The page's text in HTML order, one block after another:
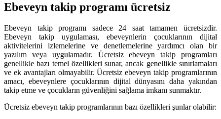
Ebeveyn takip programı ücretsiz
Ebeveyn takip programı sadece 24 saat tamamen ücretsizdir.
Ebeveyn takip uygulaması, ebeveynlerin çocuklarının dijital
aktivitelerini izlemelerine ve denetlemelerine yardımcı olan bir
yazılım veya uygulamadır. Ücretsiz ebeveyn takip programları
genellikle bazı temel özellikleri sunar, ancak genellikle sınırlamaları
ve ek avantajları olmayabilir. Ücretsiz ebeveyn takip programlarının
amacı, ebeveynlere çocuklarının dijital dünyasını daha yakından
takip etme ve çocukların güvenliğini sağlama imkanı sunmaktır.
Ücretsiz ebeveyn takip programlarının bazı özellikleri şunlar olabilir: